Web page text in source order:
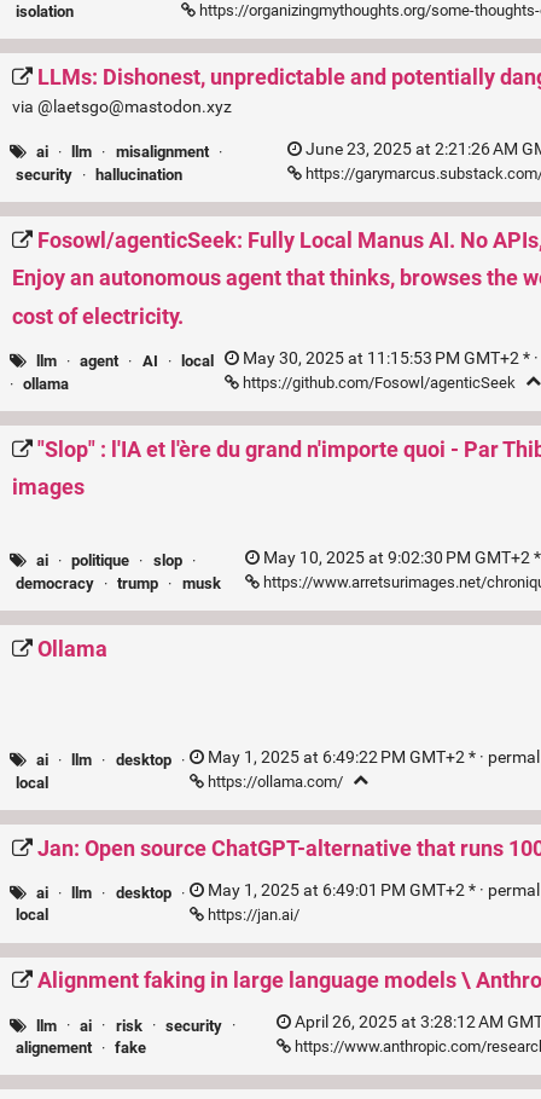
isolation
https://organizingmythoughts.org/some-
LLMs: Dishonest, unpredictable and potentially
via @laetsgo@mastodon.xyz
ai · llm · misalignment
·
security · hallucination
June 23, 2025 at 2:21:26 AM
https://
Fosowl/agenticSeek: Fully Local Manus AI. No
Enjoy an autonomous agent that thinks, browses the
cost of electricity.
llm · agent · AI ·
local
· ollama
May 30, 2025 at 11:15:53 PM GMT+2 *
https://github.com/Fosowl/agenticSeek
"Slop" : l'IA et l'ère du grand n'importe quoi - Par
images
ai · politique · slop
·
democracy · trump · musk
May 10, 2025 at 9:02:30 PM GMT+2
https://www.arretsurimages.net/
Ollama
ai · llm · desktop
·
local
May 1, 2025 at 6:49:22 PM GMT+2 * ·
https://ollama.com/
Jan: Open source ChatGPT-alternative that runs
ai · llm · desktop
·
local
May 1, 2025 at 6:49:01 PM GMT+2 * ·
https://jan.ai/
Alignment faking in large language models \
llm · ai · risk · security
·
alignement · fake
April 26, 2025 at 3:28:12 AM
https://www.anthropic.com/